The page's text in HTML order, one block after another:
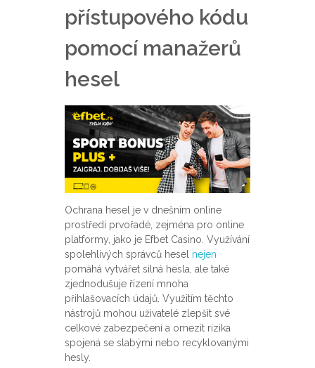
přístupového kódu
pomocí manažerů
hesel
Ochrana hesel je v dnešním online
prostředí prvořadé, zejména pro online
platformy, jako je Efbet Casino. Využívání
spolehlivých správců hesel nejen
pomáhá vytvářet silná hesla, ale také
zjednodušuje řízení mnoha
přihlašovacích údajů. Využitím těchto
nástrojů mohou uživatelé zlepšit své
celkové zabezpečení a omezit rizika
spojená se slabými nebo recyklovanými
hesly.